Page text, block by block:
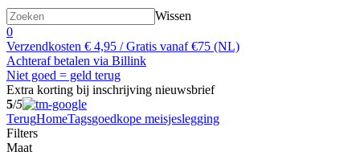
Wissen
0
Verzendkosten € 4,95 / Gratis vanaf €75 (NL)
Achteraf betalen via Billink
Niet goed = geld terug
Extra korting bij inschrijving nieuwsbrief
5/5
TerugHomeTagsgoedkope meisjeslegging
Filters
Maat